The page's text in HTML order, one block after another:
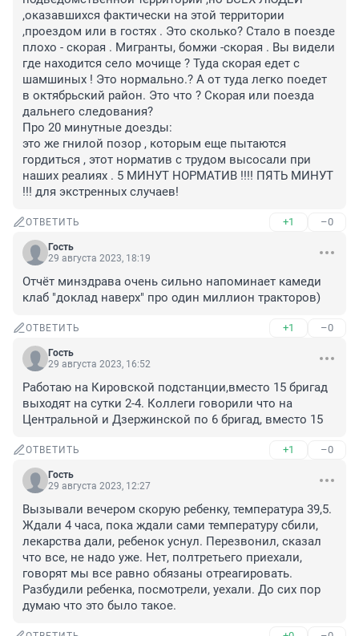
,оказавшихся фактически на этой территории
,проездом или в гостях . Это сколько? Стало в поезде
плохо - скорая . Мигранты, бомжи -скорая . Вы видели
где находится село мочище ? Туда скорая едет с
шамшиных ! Это нормально.? А от туда легко поедет
в октябрьский район. Это что ? Скорая или поезда
дальнего следования?
Про 20 минутные доезды:
это же гнилой позор , которым еще пытаются
гордиться , этот норматив с трудом высосали при
наших реалиях . 5 МИНУТ НОРМАТИВ !!!! ПЯТЬ МИНУТ
!!! для экстренных случаев!
ОТВЕТИТЬ +1 –0
Гость
29 августа 2023, 18:19
Отчёт минздрава очень сильно напоминает камеди
клаб "доклад наверх" про один миллион тракторов)
ОТВЕТИТЬ +1 –0
Гость
29 августа 2023, 16:52
Работаю на Кировской подстанции,вместо 15 бригад
выходят на сутки 2-4. Коллеги говорили что на
Центральной и Дзержинской по 6 бригад, вместо 15
ОТВЕТИТЬ +1 –0
Гость
29 августа 2023, 12:27
Вызывали вечером скорую ребенку, температура 39,5.
Ждали 4 часа, пока ждали сами температуру сбили,
лекарства дали, ребенок уснул. Перезвонил, сказал
что все, не надо уже. Нет, полтретьего приехали,
говорят мы все равно обязаны отреагировать.
Разбудили ребенка, посмотрели, уехали. До сих пор
думаю что это было такое.